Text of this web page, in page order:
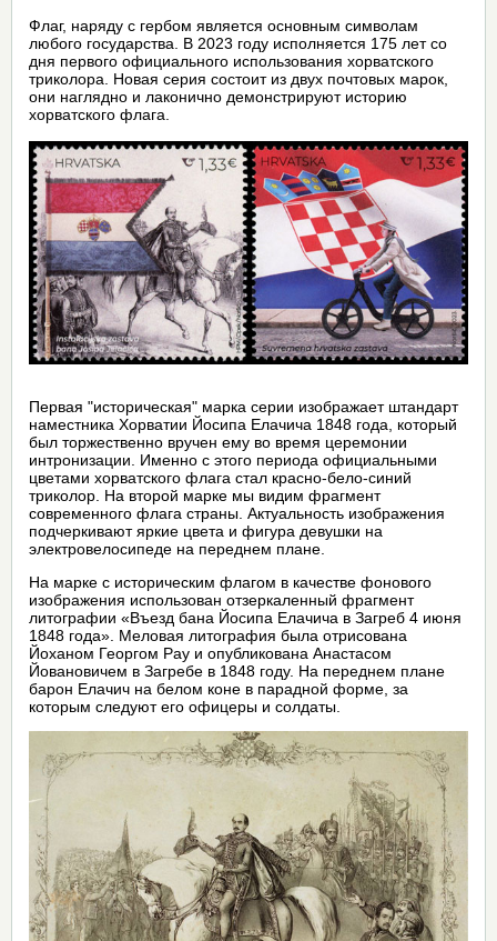
Флаг, наряду с гербом является основным символам
любого государства. В 2023 году исполняется 175 лет со
дня первого официального использования хорватского
триколора. Новая серия состоит из двух почтовых марок,
они наглядно и лаконично демонстрируют историю
хорватского флага.
Первая "историческая" марка серии изображает штандарт
наместника Хорватии Йосипа Елачича 1848 года, который
был торжественно вручен ему во время церемонии
интронизации. Именно с этого периода официальными
цветами хорватского флага стал красно-бело-синий
триколор. На второй марке мы видим фрагмент
современного флага страны. Актуальность изображения
подчеркивают яркие цвета и фигура девушки на
электровелосипеде на переднем плане.
На марке с историческим флагом в качестве фонового
изображения использован отзеркаленный фрагмент
литографии «Въезд бана Йосипа Елачича в Загреб 4 июня
1848 года». Меловая литография была отрисована
Йоханом Георгом Рау и опубликована Анастасом
Йовановичем в Загребе в 1848 году. На переднем плане
барон Елачич на белом коне в парадной форме, за
которым следуют его офицеры и солдаты.